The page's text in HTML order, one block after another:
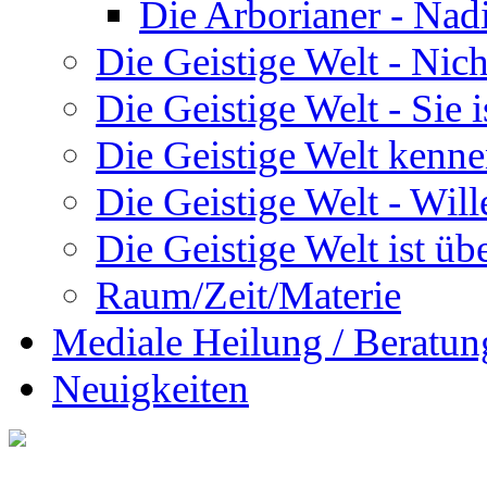
Die Arborianer -
Die Geistige Welt -
Die Geistige Welt - Sie
Die Geistige Welt
Die Geistige Welt -
Die Geistige Welt ist
Raum/Zeit/Materie
Mediale Heilung /
Neuigkeiten